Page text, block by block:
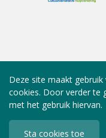
Deze site maakt
cookies. Door verder te
met het gebruik hiervan.
Sta cookies toe